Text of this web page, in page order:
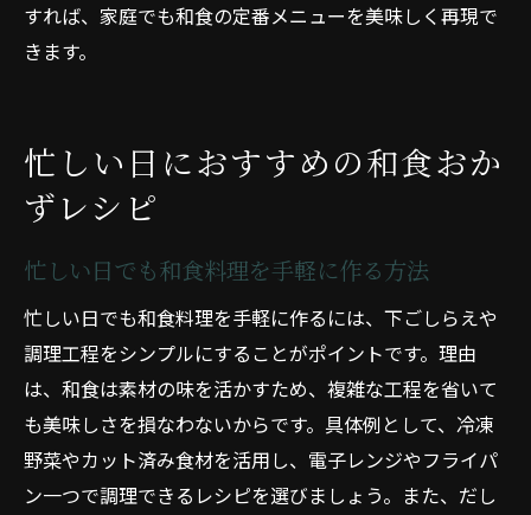
すれば、家庭でも和食の定番メニューを美味しく再現で
きます。
忙しい日におすすめの和食おか
ずレシピ
忙しい日でも和食料理を手軽に作る方法
忙しい日でも和食料理を手軽に作るには、下ごしらえや
調理工程をシンプルにすることがポイントです。理由
は、和食は素材の味を活かすため、複雑な工程を省いて
も美味しさを損なわないからです。具体例として、冷凍
野菜やカット済み食材を活用し、電子レンジやフライパ
ン一つで調理できるレシピを選びましょう。また、だし